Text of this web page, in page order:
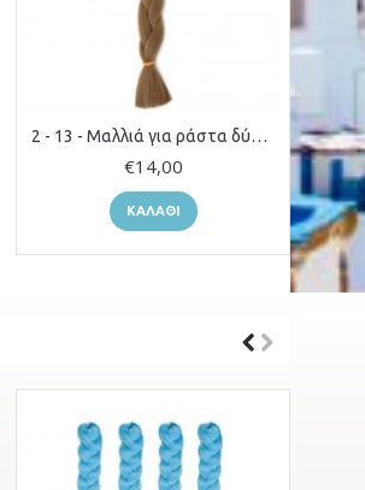
2 - 13 - Μαλλιά για ράστα δύο χρώματα
€14,00
ΚΑΛΆΘΙ